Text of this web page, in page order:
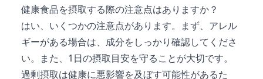
健康食品を摂取する際の注意点はありますか？
はい、いくつかの注意点があります。まず、アレル
ギーがある場合は、成分をしっかり確認してくださ
い。また、1日の摂取目安を守ることが大切です。
過剰摂取は健康に悪影響を及ぼす可能性があるた